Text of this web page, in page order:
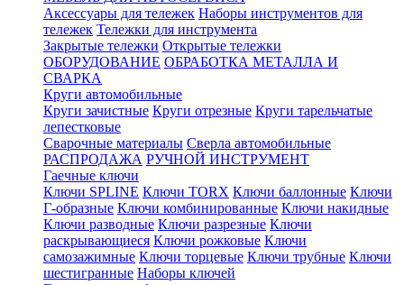
Аксессуары для тележек Наборы инструментов для
тележек Тележки для инструмента
Закрытые тележки Открытые тележки
ОБОРУДОВАНИЕ ОБРАБОТКА МЕТАЛЛА И
СВАРКА
Круги автомобильные
Круги зачистные Круги отрезные Круги тарельчатые
лепестковые
Сварочные материалы Сверла автомобильные
РАСПРОДАЖА РУЧНОЙ ИНСТРУМЕНТ
Гаечные ключи
Ключи SPLINE Ключи TORX Ключи баллонные Ключи
Г-образные Ключи комбинированные Ключи накидные
Ключи разводные Ключи разрезные Ключи
раскрывающиеся Ключи рожковые Ключи
самозажимные Ключи торцевые Ключи трубные Ключи
шестигранные Наборы ключей